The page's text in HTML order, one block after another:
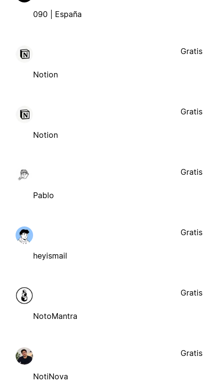
090 | España
Notion
Gratis
Notion
Gratis
Pablo
Gratis
heyismail
Gratis
NotoMantra
Gratis
NotiNova
Gratis